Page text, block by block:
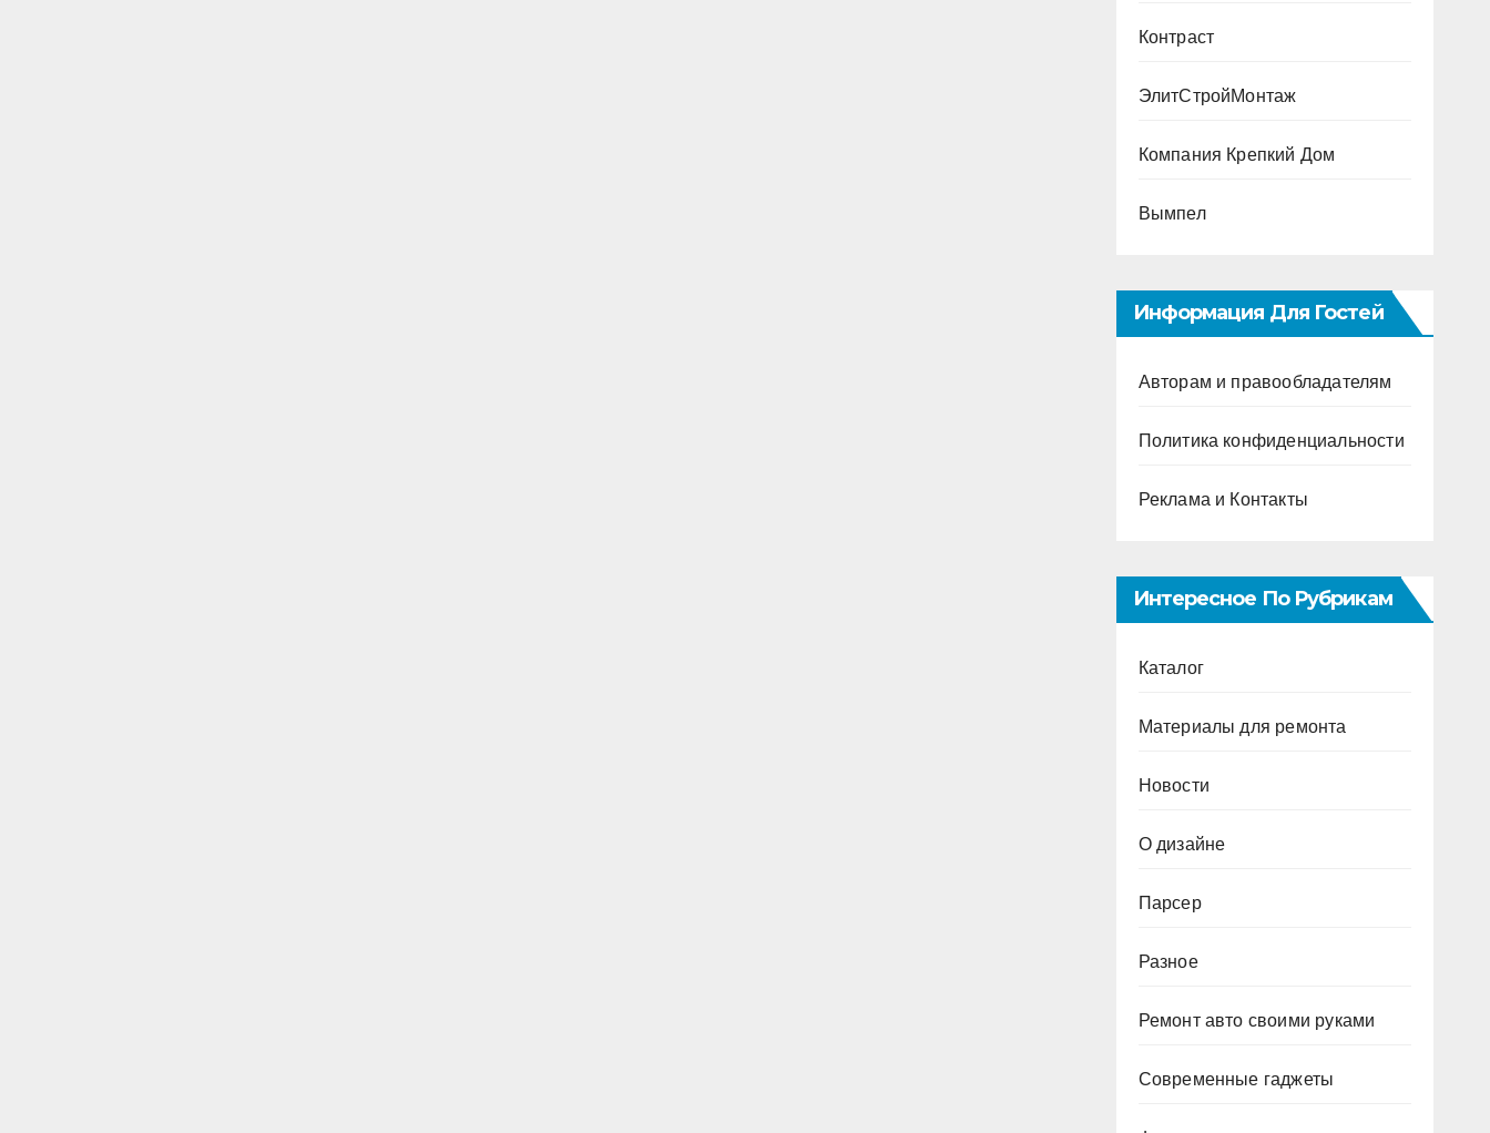
Контраст
ЭлитСтройМонтаж
Компания Крепкий Дом
Вымпел
Информация Для Гостей
Авторам и правообладателям
Политика конфиденциальности
Реклама и Контакты
Интересное По Рубрикам
Каталог
Материалы для ремонта
Новости
О дизайне
Парсер
Разное
Ремонт авто своими руками
Современные гаджеты